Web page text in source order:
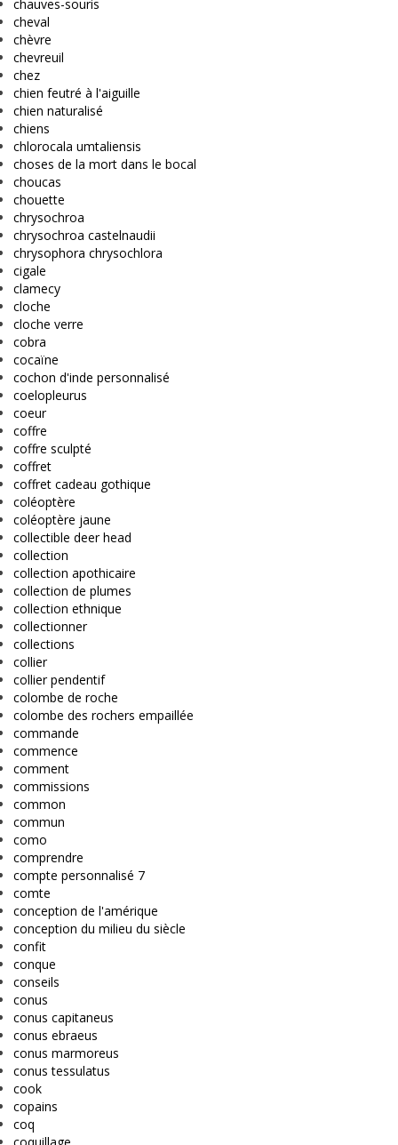
chauves-souris
cheval
chèvre
chevreuil
chez
chien feutré à l'aiguille
chien naturalisé
chiens
chlorocala umtaliensis
choses de la mort dans le bocal
choucas
chouette
chrysochroa
chrysochroa castelnaudii
chrysophora chrysochlora
cigale
clamecy
cloche
cloche verre
cobra
cocaïne
cochon d'inde personnalisé
coelopleurus
coeur
coffre
coffre sculpté
coffret
coffret cadeau gothique
coléoptère
coléoptère jaune
collectible deer head
collection
collection apothicaire
collection de plumes
collection ethnique
collectionner
collections
collier
collier pendentif
colombe de roche
colombe des rochers empaillée
commande
commence
comment
commissions
common
commun
como
comprendre
compte personnalisé 7
comte
conception de l'amérique
conception du milieu du siècle
confit
conque
conseils
conus
conus capitaneus
conus ebraeus
conus marmoreus
conus tessulatus
cook
copains
coq
coquillage